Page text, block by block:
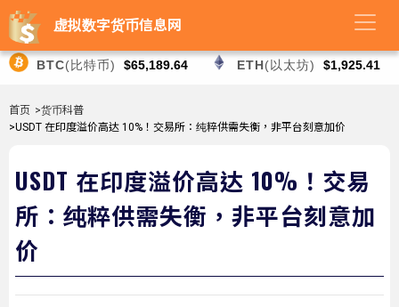
虚拟数字货币信息网
BTC(比特币) $65,189.64 ETH(以太坊) $1,925.41
首页 >货币科普
>USDT 在印度溢价高达 10%！交易所：纯粹供需失衡，非平台刻意加价
USDT 在印度溢价高达 10%！交易
所：纯粹供需失衡，非平台刻意加
价